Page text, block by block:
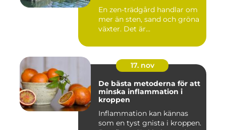
En zen-trädgård handlar om
mer än sten, sand och gröna
växter. Det är...
17. nov
De bästa metoderna för att
minska inflammation i
kroppen
Inflammation kan kännas
som en tyst gnista i kroppen.